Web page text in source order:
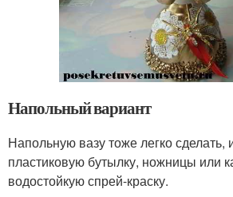
Напольный вариант
Напольную вазу тоже легко сделать,
пластиковую бутылку, ножницы или
водостойкую спрей-краску.